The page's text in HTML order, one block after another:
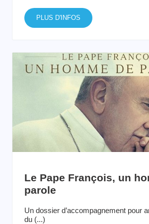
PLUS D'INFOS
Le Pape François, un
parole
Un dossier d’accompagnement pour
du (...)